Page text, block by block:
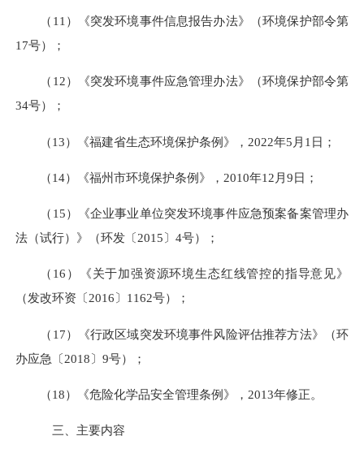
（11）《突发环境事件信息报告办法》（环境保护部令第
17号）；
（12）《突发环境事件应急管理办法》（环境保护部令第
34号）；
（13）《福建省生态环境保护条例》，2022年5月1日；
（14）《福州市环境保护条例》，2010年12月9日；
（15）《企业事业单位突发环境事件应急预案备案管理办
法（试行）》（环发〔2015〕4号）；
（16）《关于加强资源环境生态红线管控的指导意见》
（发改环资〔2016〕1162号）；
（17）《行政区域突发环境事件风险评估推荐方法》（环
办应急〔2018〕9号）；
（18）《危险化学品安全管理条例》，2013年修正。
三、主要内容